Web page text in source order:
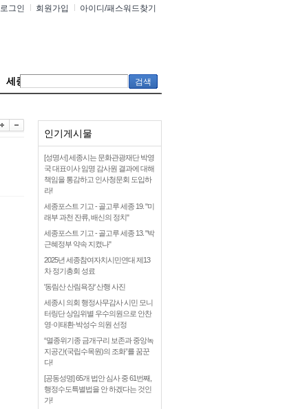
로그인 회원가입 아이디/패스워드찾기
세종참여연대
인기게시물
[성명서] 세종시는 문화관광재단 박영
국 대표이사 임명 감사원 결과에 대해
책임을 통감하고 인사청문회 도입하
라!
세종포스트 기고 - 골고루 세종 19. "미
래부 과천 잔류, 배신의 정치"
세종포스트 기고 - 골고루 세종 13. "박
근혜정부 약속 지켰나"
2025년 세종참여자치시민연대 제13
차 정기총회 성료
'동림산 산림욕장' 산행 사진
세종시 의회 행정사무감사 시민 모니
터링단 상임위별 우수의원으로 안찬
영·이태환·박성수 의원 선정
“멸종위기종 금개구리 보존과 중앙녹
지공간(국립수목원)의 조화”를 꿈꾼
다!
[공동성명] 65개 법안 심사 중 61번째,
행정수도특별법을 안 하겠다는 것인
가!